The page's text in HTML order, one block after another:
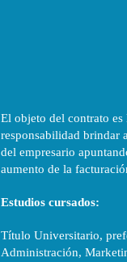
El objeto del contrato
responsabilidad brindar
del empresario
aumento de la
Estudios cursados:
Título Universitario,
Administración,